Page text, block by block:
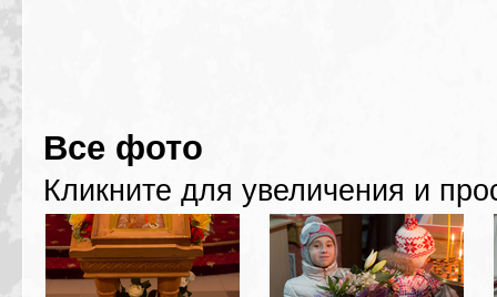
Все фото
Кликните для увеличения и